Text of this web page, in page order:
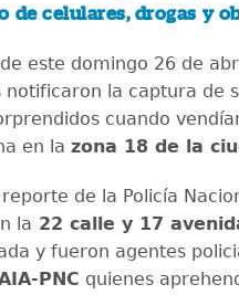
de celulares, drogas y
este domingo 26 de
notificaron la captura de
cuando
en la zona 18 de la
de la Policía
la 22 calle y 17
y fueron agentes
PNC quienes